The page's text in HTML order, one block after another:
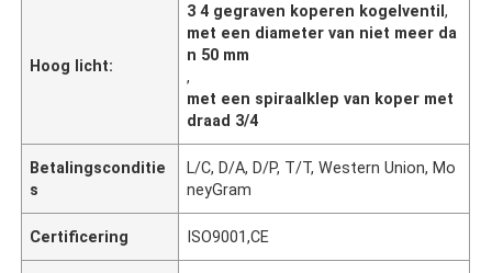
Hoog licht:
3 4 gegraven koperen kogelventil,
met een diameter van niet meer da
n 50 mm
,
met een spiraalklep van koper met
draad 3/4
Betalingsconditie
s
L/C, D/A, D/P, T/T, Western Union, Mo
neyGram
Certificering ISO9001,CE